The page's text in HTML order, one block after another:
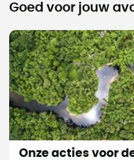
Goed voor jouw
Onze acties voor